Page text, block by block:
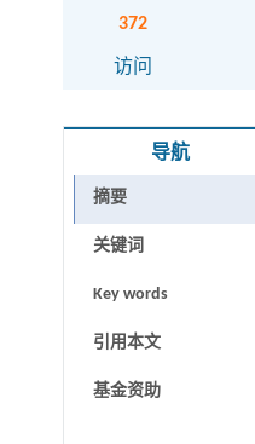
372
访问
导航
摘要
关键词
Key words
引用本文
基金资助